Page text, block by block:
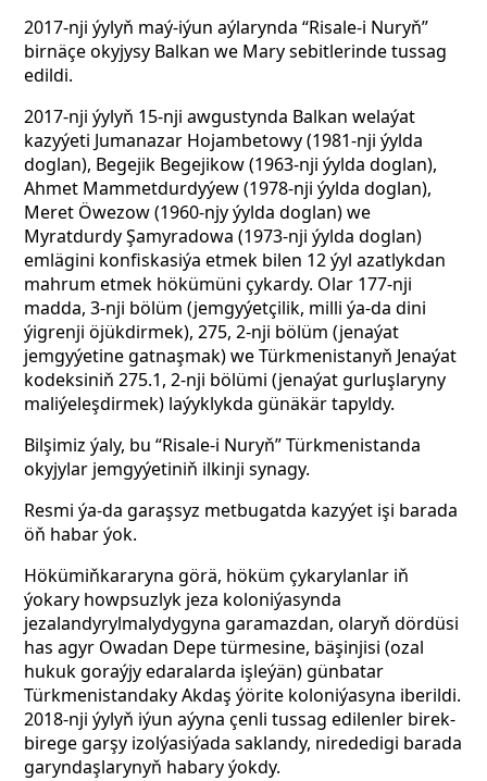
2017-nji ýylyň maý-iýun aýlarynda “Risale-i Nuryň”
birnäçe okyjysy Balkan we Mary sebitlerinde tussag
edildi.
2017-nji ýylyň 15-nji awgustynda Balkan welaýat
kazyýeti Jumanazar Hojambetowy (1981-nji ýylda
doglan), Begejik Begejikow (1963-nji ýylda doglan),
Ahmet Mammetdurdyýew (1978-nji ýylda doglan),
Meret Öwezow (1960-njy ýylda doglan) we
Myratdurdy Şamyradowa (1973-nji ýylda doglan)
emlägini konfiskasiýa etmek bilen 12 ýyl azatlykdan
mahrum etmek hökümüni çykardy. Olar 177-nji
madda, 3-nji bölüm (jemgyýetçilik, milli ýa-da dini
ýigrenji öjükdirmek), 275, 2-nji bölüm (jenaýat
jemgyýetine gatnaşmak) we Türkmenistanyň Jenaýat
kodeksiniň 275.1, 2-nji bölümi (jenaýat gurluşlaryny
maliýeleşdirmek) laýyklykda günäkär tapyldy.
Bilşimiz ýaly, bu “Risale-i Nuryň” Türkmenistanda
okyjylar jemgyýetiniň ilkinji synagy.
Resmi ýa-da garaşsyz metbugatda kazyýet işi barada
öň habar ýok.
Hökümiňkararyna görä, höküm çykarylanlar iň
ýokary howpsuzlyk jeza koloniýasynda
jezalandyrylmalydygyna garamazdan, olaryň dördüsi
has agyr Owadan Depe türmesine, bäşinjisi (ozal
hukuk goraýjy edaralarda işleýän) günbatar
Türkmenistandaky Akdaş ýörite koloniýasyna iberildi.
2018-nji ýylyň iýun aýyna çenli tussag edilenler birek-
birege garşy izolýasiýada saklandy, nirededigi barada
garyndaşlarynyň habary ýokdy.